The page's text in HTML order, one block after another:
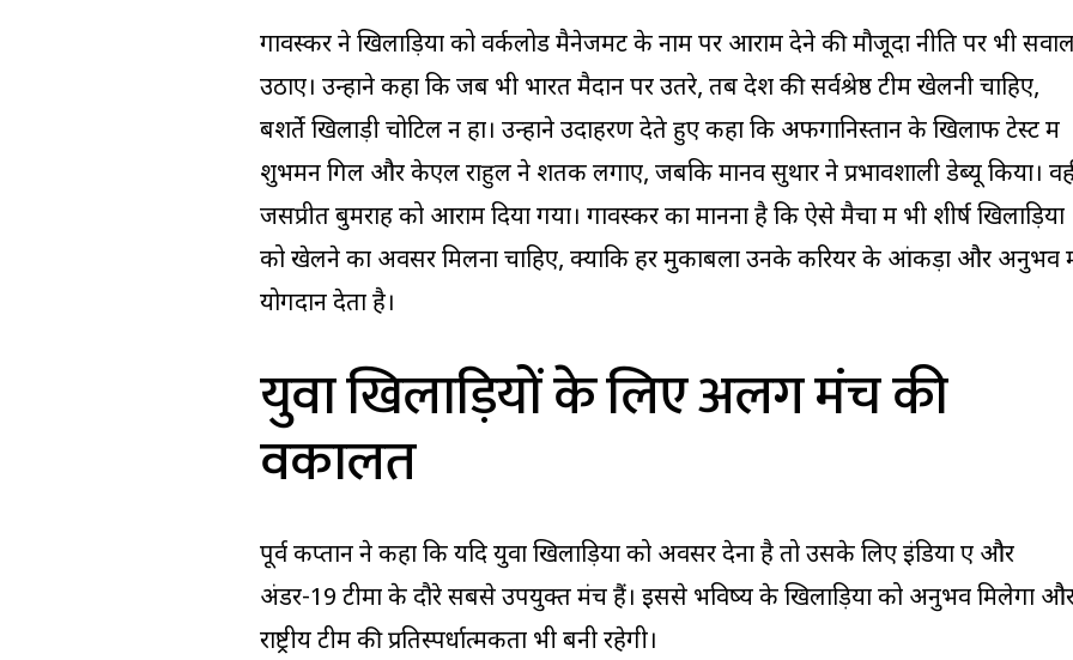
गावस्कर ने खिलाड़ियों को वर्कलोड मैनेजमेंट के नाम पर आराम देने की मौजूदा नीति पर भी
उठाए। उन्होंने कहा कि जब भी भारत मैदान पर उतरे, तब देश की सर्वश्रेष्ठ टीम खेलनी चाहिए,
बशर्ते खिलाड़ी चोटिल न हों। उन्होंने उदाहरण देते हुए कहा कि अफगानिस्तान के खिलाफ टेस्ट में
शुभमन गिल और केएल राहुल ने शतक लगाए, जबकि मानव सुथार ने प्रभावशाली डेब्यू किया।
जसप्रीत बुमराह को आराम दिया गया। गावस्कर का मानना है कि ऐसे मैचों में भी शीर्ष खिलाड़ियों
को खेलने का अवसर मिलना चाहिए, क्योंकि हर मुकाबला उनके करियर के आंकड़ों और अनुभव
योगदान देता है।
युवा खिलाड़ियों के लिए अलग मंच की
वकालत
पूर्व कप्तान ने कहा कि यदि युवा खिलाड़ियों को अवसर देना है तो उसके लिए इंडिया ए और
अंडर-19 टीमों के दौरे सबसे उपयुक्त मंच हैं। इससे भविष्य के खिलाड़ियों को अनुभव मिलेगा
राष्ट्रीय टीम की प्रतिस्पर्धात्मकता भी बनी रहेगी।